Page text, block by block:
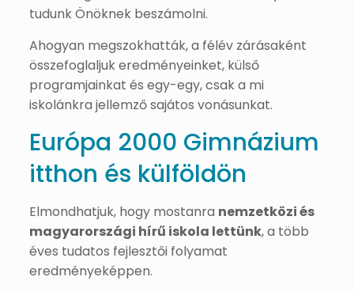
tudunk Önöknek beszámolni.
Ahogyan megszokhatták, a félév zárásaként
összefoglaljuk eredményeinket, külső
programjainkat és egy-egy, csak a mi
iskolánkra jellemző sajátos vonásunkat.
Európa 2000 Gimnázium
itthon és külföldön
Elmondhatjuk, hogy mostanra nemzetközi és
magyarországi hírű iskola lettünk, a több
éves tudatos fejlesztői folyamat
eredményeképpen.